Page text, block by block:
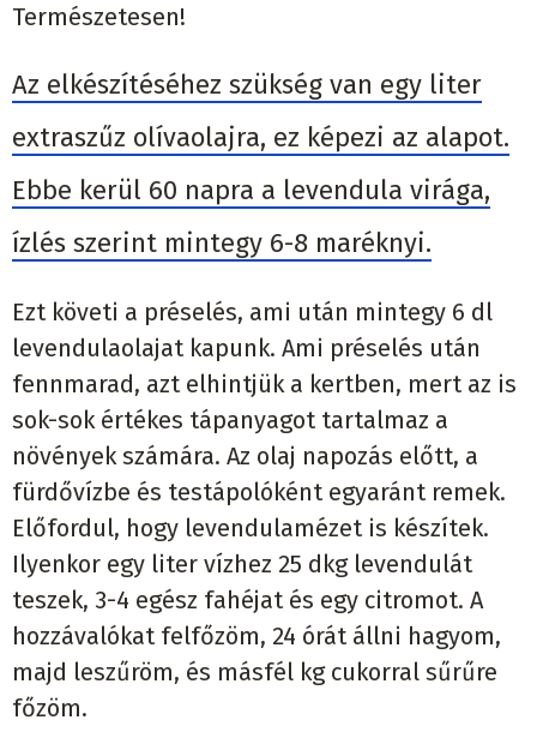
Természetesen!
Az elkészítéséhez szükség van egy liter
extraszűz olívaolajra, ez képezi az alapot.
Ebbe kerül 60 napra a levendula virága,
ízlés szerint mintegy 6-8 maréknyi.
Ezt követi a préselés, ami után mintegy 6 dl
levendulaolajat kapunk. Ami préselés után
fennmarad, azt elhintjük a kertben, mert az is
sok-sok értékes tápanyagot tartalmaz a
növények számára. Az olaj napozás előtt, a
fürdővízbe és testápolóként egyaránt remek.
Előfordul, hogy levendulamézet is készítek.
Ilyenkor egy liter vízhez 25 dkg levendulát
teszek, 3-4 egész fahéjat és egy citromot. A
hozzávalókat felfőzöm, 24 órát állni hagyom,
majd leszűröm, és másfél kg cukorral sűrűre
főzöm.